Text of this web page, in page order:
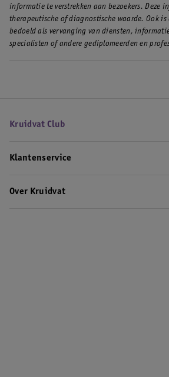
informatie te verstrekken aan bezoekers. Deze
therapeutische of diagnostische waarde. Ook
bedoeld als vervanging van diensten,
specialisten of andere gediplomeerden en
Kruidvat Club
Klantenservice
Over Kruidvat